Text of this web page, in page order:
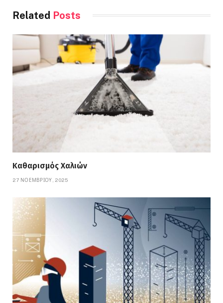
Related Posts
Καθαρισμός Χαλιών
27 ΝΟΕΜΒΡΊΟΥ, 2025